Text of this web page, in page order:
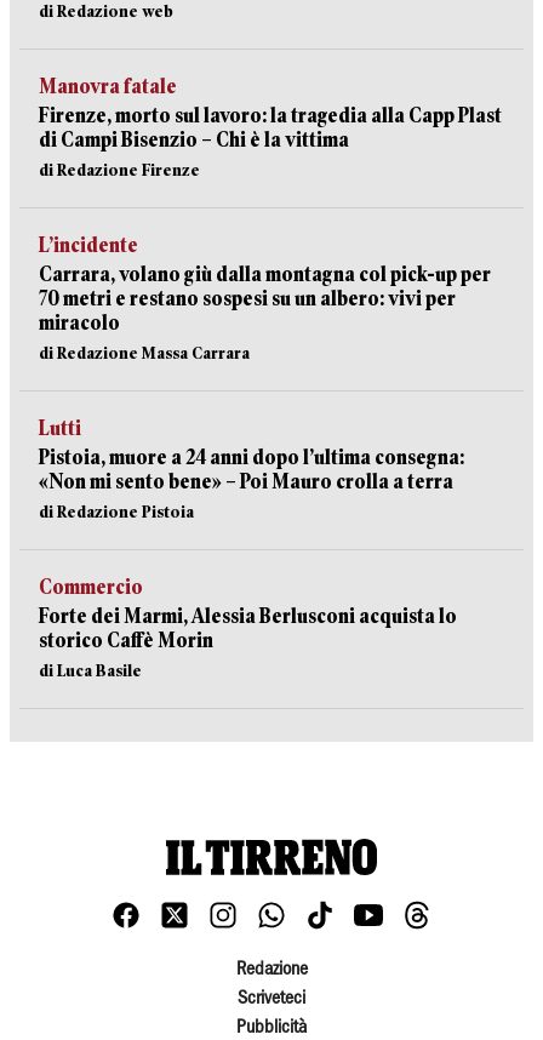
di Redazione web
Manovra fatale
Firenze, morto sul lavoro: la tragedia alla Capp Plast
di Campi Bisenzio – Chi è la vittima
di Redazione Firenze
L’incidente
Carrara, volano giù dalla montagna col pick-up per
70 metri e restano sospesi su un albero: vivi per
miracolo
di Redazione Massa Carrara
Lutti
Pistoia, muore a 24 anni dopo l’ultima consegna:
«Non mi sento bene» – Poi Mauro crolla a terra
di Redazione Pistoia
Commercio
Forte dei Marmi, Alessia Berlusconi acquista lo
storico Caffè Morin
di Luca Basile
Redazione
Scriveteci
Pubblicità